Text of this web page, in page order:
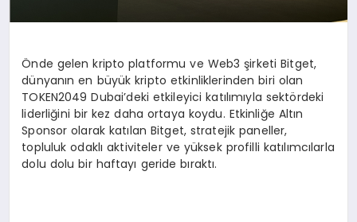
Önde gelen kripto platformu ve Web3 şirketi Bitget,
dünyanın en büyük kripto etkinliklerinden biri olan
TOKEN2049 Dubai’deki etkileyici katılımıyla sektördeki
liderliğini bir kez daha ortaya koydu. Etkinliğe Altın
Sponsor olarak katılan Bitget, stratejik paneller,
topluluk odaklı aktiviteler ve yüksek profilli katılımcılarla
dolu dolu bir haftayı geride bıraktı.